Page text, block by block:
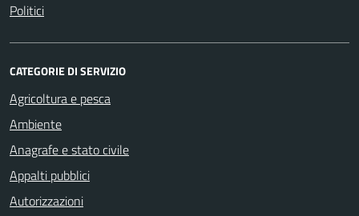
Politici
CATEGORIE DI SERVIZIO
Agricoltura e pesca
Ambiente
Anagrafe e stato civile
Appalti pubblici
Autorizzazioni